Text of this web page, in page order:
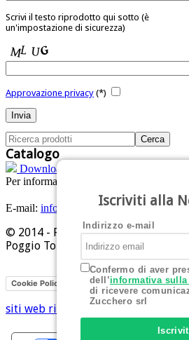
Scrivi il testo riprodotto qui sotto (è
un'impostazione di sicurezza)
Approvazione privacy (*)
Catalogo
Download PDF
Per informazioni:
E-mail: info@personalzucchero.com
© 2014 - Personal Zucchero srl -
Poggio Torriana (RN)
Cookie Policy Privacy
siti web rimini Hi-Net
Iscriviti alla
Indirizzo e-mail
Confermo di aver
dell’informativa
di ricevere
Zucchero srl